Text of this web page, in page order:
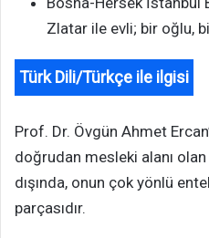
Zlatar ile evli; bir oğlu,
Türk Dili/Türkçe ile ilgisi
Prof. Dr. Övgün Ahmet
doğrudan mesleki alanı
dışında, onun çok yönlü
parçasıdır.